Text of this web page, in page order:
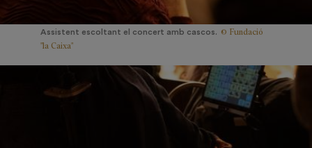
Assistent escoltant el concert amb cascos. © Fundació
"la Caixa"